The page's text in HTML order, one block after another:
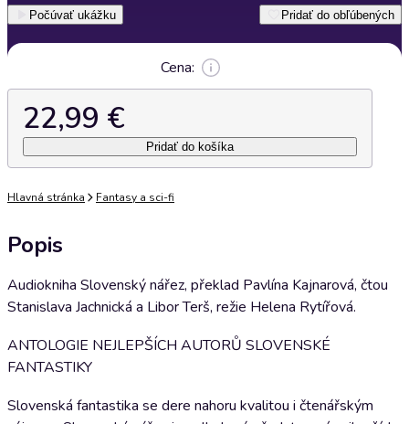
Počúvať ukážku Pridať do obľúbených
Cena:
22,99 €
Pridať do košíka
Hlavná stránka Fantasy a sci-fi
Popis
Audiokniha Slovenský nářez, překlad Pavlína Kajnarová, čtou
Stanislava Jachnická a Libor Terš, režie Helena Rytířová.
ANTOLOGIE NEJLEPŠÍCH AUTORŮ SLOVENSKÉ
FANTASTIKY
Slovenská fantastika se dere nahoru kvalitou i čtenářským